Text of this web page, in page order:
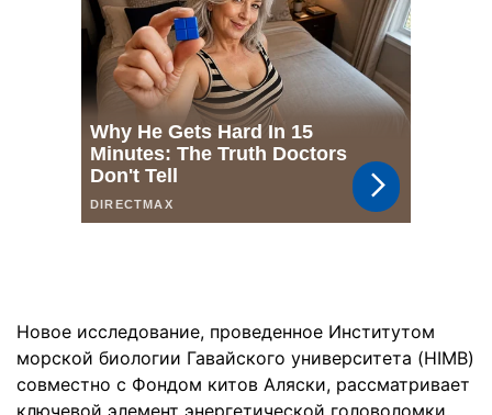
Новое исследование, проведенное Институтом
морской биологии Гавайского университета (HIMB)
совместно с Фондом китов Аляски, рассматривает
ключевой элемент энергетической головоломки,